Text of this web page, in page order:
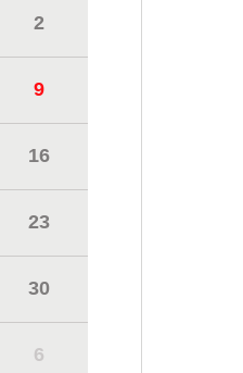
2
9
16
23
30
6